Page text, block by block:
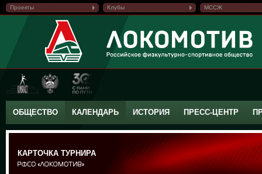
Проекты Клубы МССЖ
ОБЩЕСТВО КАЛЕНДАРЬ ИСТОРИЯ ПРЕСС-ЦЕНТР
КАРТОЧКА ТУРНИРА